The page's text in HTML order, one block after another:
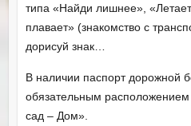
типа «Найди лишнее»,
плавает» (знакомство с
дорисуй знак…
В наличии паспорт дорожной
обязательным
сад – Дом».